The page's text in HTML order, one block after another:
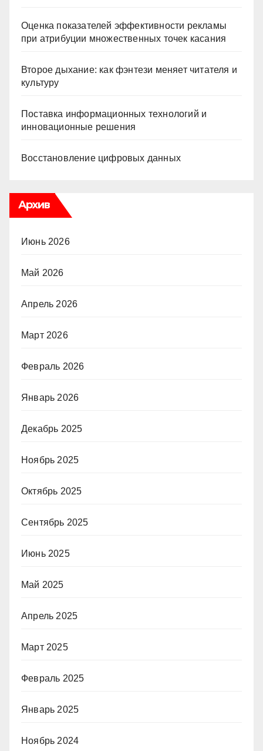
Оценка показателей эффективности рекламы
при атрибуции множественных точек касания
Второе дыхание: как фэнтези меняет читателя и
культуру
Поставка информационных технологий и
инновационные решения
Восстановление цифровых данных
Архив
Июнь 2026
Май 2026
Апрель 2026
Март 2026
Февраль 2026
Январь 2026
Декабрь 2025
Ноябрь 2025
Октябрь 2025
Сентябрь 2025
Июнь 2025
Май 2025
Апрель 2025
Март 2025
Февраль 2025
Январь 2025
Ноябрь 2024